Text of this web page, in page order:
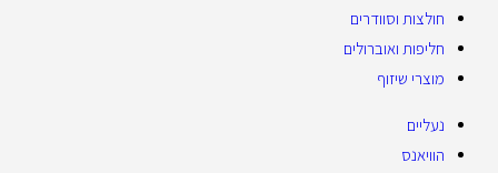
חולצות וסוודרים
חליפות ואוברולים
מוצרי שיזוף
נעליים
הוויאנס